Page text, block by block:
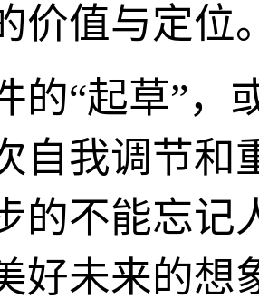
价值与定位
的“起草”，
自我调节和
的不能忘记
好未来的想